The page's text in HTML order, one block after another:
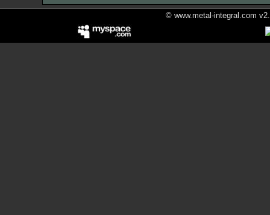
© www.metal-integral.com